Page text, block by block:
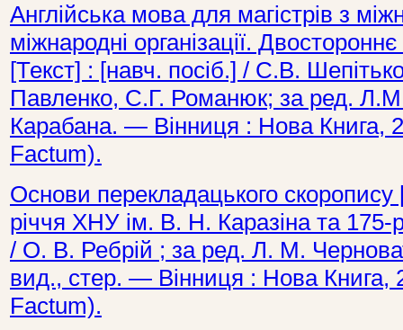
Англійська мова для магістрів з
міжнародні організації.
[Текст] : [навч. посіб.] / С.В.
Павленко, С.Г. Романюк; за ред.
Карабана. — Вінниця : Нова
Factum).
Основи перекладацького
річчя ХНУ ім. В. Н. Каразіна та
/ О. В. Ребрій ; за ред. Л. М.
вид., стер. — Вінниця : Нова
Factum).